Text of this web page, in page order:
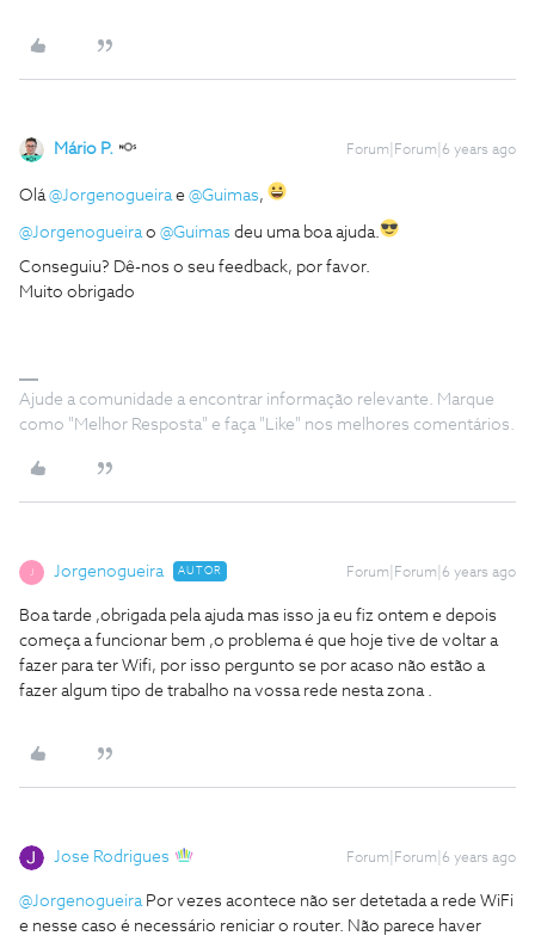
Mário P. Forum|Forum|6 years ago
Olá@Jorgenogueirae @Guimas,
@Jorgenogueirao @Guimas deu uma boa ajuda.
Conseguiu? Dê-nos o seu feedback, por favor.
Muito obrigado
Ajude a comunidade a encontrar informação relevante. Marque
como "Melhor Resposta" e faça "Like" nos melhores comentários.
Jorgenogueira AUTOR Forum|Forum|6 years ago
Boa tarde ,obrigada pela ajuda mas isso ja eu fiz ontem e depois
começa a funcionar bem ,o problema é que hoje tive de voltar a
fazer para ter Wifi, por isso pergunto se por acaso não estão a
fazer algum tipo de trabalho na vossa rede nesta zona .
Jose Rodrigues Forum|Forum|6 years ago
@JorgenogueiraPor vezes acontece não ser detetada a rede WiFi
e nesse caso é necessário reniciar o router. Não parece haver